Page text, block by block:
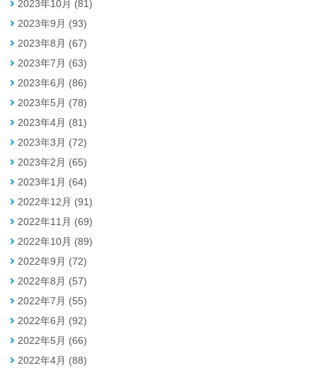
2023年10月 (81)
2023年9月 (93)
2023年8月 (67)
2023年7月 (63)
2023年6月 (86)
2023年5月 (78)
2023年4月 (81)
2023年3月 (72)
2023年2月 (65)
2023年1月 (64)
2022年12月 (91)
2022年11月 (69)
2022年10月 (89)
2022年9月 (72)
2022年8月 (57)
2022年7月 (55)
2022年6月 (92)
2022年5月 (66)
2022年4月 (88)